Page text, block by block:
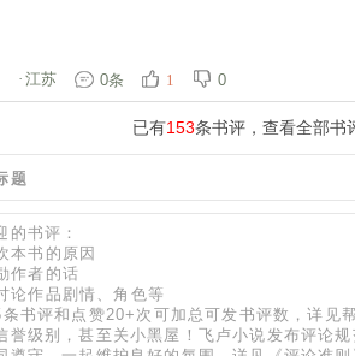
· 江苏 0条 1 0
已有153条书评，查看全部书